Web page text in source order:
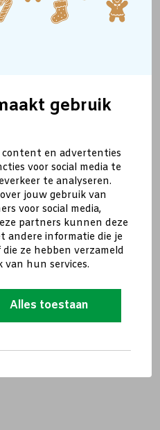
gebruik
content en advertenties
voor social media te
te analyseren.
jouw gebruik van
voor social media,
partners kunnen deze
andere informatie die je
ze hebben verzameld
van hun services.
Alles toestaan